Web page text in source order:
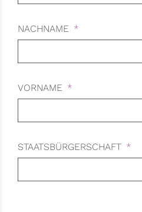
NACHNAME
VORNAME
STAATSBÜRGERSCHAFT